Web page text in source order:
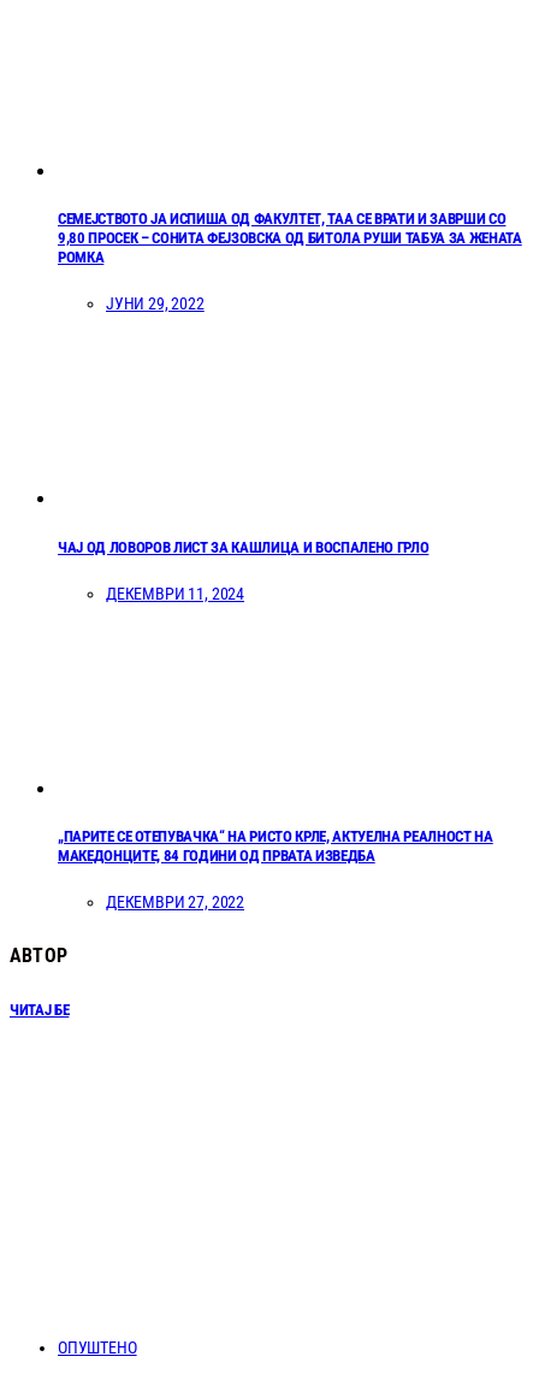
СЕМЕЈСТВОТО ЈА ИСПИША ОД ФАКУЛТЕТ, ТАА СЕ ВРАТИ И ЗАВРШИ СО
9,80 ПРОСЕК – СОНИТА ФЕЈЗОВСКА ОД БИТОЛА РУШИ ТАБУА ЗА ЖЕНАТА
РОМКА
ЈУНИ 29, 2022
ЧАЈ ОД ЛОВОРОВ ЛИСТ ЗА КАШЛИЦА И ВОСПАЛЕНО ГРЛО
ДЕКЕМВРИ 11, 2024
„ПАРИТЕ СЕ ОТЕПУВАЧКА“ НА РИСТО КРЛЕ, АКТУЕЛНА РЕАЛНОСТ НА
МАКЕДОНЦИТЕ, 84 ГОДИНИ ОД ПРВАТА ИЗВЕДБА
ДЕКЕМВРИ 27, 2022
АВТОР
ЧИТАЈ БЕ
ОПУШТЕНО